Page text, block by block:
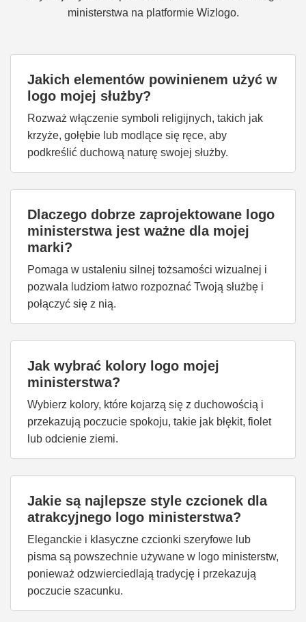
ministerstwa na platformie Wizlogo.
Jakich elementów powinienem użyć w
logo mojej służby?
Rozważ włączenie symboli religijnych, takich jak
krzyże, gołębie lub modlące się ręce, aby
podkreślić duchową naturę swojej służby.
Dlaczego dobrze zaprojektowane logo
ministerstwa jest ważne dla mojej
marki?
Pomaga w ustaleniu silnej tożsamości wizualnej i
pozwala ludziom łatwo rozpoznać Twoją służbę i
połączyć się z nią.
Jak wybrać kolory logo mojej
ministerstwa?
Wybierz kolory, które kojarzą się z duchowością i
przekazują poczucie spokoju, takie jak błękit, fiolet
lub odcienie ziemi.
Jakie są najlepsze style czcionek dla
atrakcyjnego logo ministerstwa?
Eleganckie i klasyczne czcionki szeryfowe lub
pisma są powszechnie używane w logo ministerstw,
ponieważ odzwierciedlają tradycję i przekazują
poczucie szacunku.